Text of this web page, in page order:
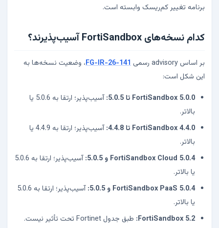
برنامه تغییر کم‌ریسک وابسته است.
کدام نسخه‌های FortiSandbox آسیب‌پذیرند؟
بر اساس advisory رسمی FG-IR-26-141، وضعیت نسخه‌ها به
این شکل است:
FortiSandbox 5.0.0 تا 5.0.5:
آسیب‌پذیر؛ ارتقا به 5.0.6 یا
بالاتر.
FortiSandbox 4.4.0 تا 4.4.8:
آسیب‌پذیر؛ ارتقا به 4.4.9 یا
بالاتر.
FortiSandbox Cloud 5.0.4 و 5.0.5:
آسیب‌پذیر؛ ارتقا به 5.0.6
یا بالاتر.
FortiSandbox PaaS 5.0.4 و 5.0.5:
آسیب‌پذیر؛ ارتقا به 5.0.6
یا بالاتر.
FortiSandbox 5.2: طبق جدول Fortinet تحت تأثیر نیست.